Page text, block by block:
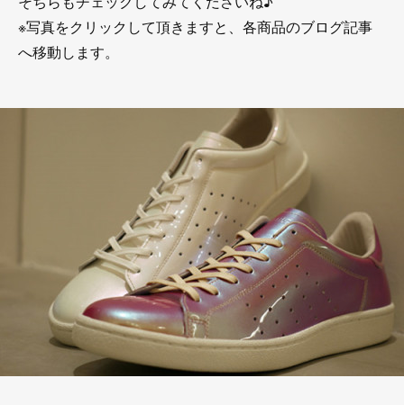
※写真をクリックして頂きますと、各商品のブログ記事
へ移動します。